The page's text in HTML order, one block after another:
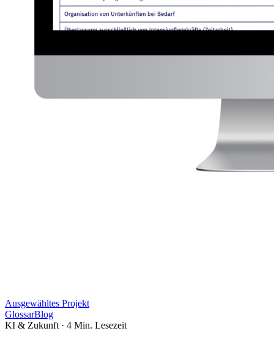
Ausgewähltes Projekt
GlossarBlog
KI & Zukunft · 4 Min. Lesezeit